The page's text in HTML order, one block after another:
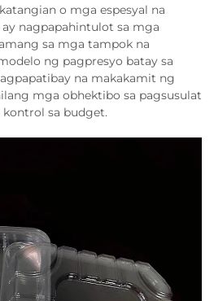
o mga espesyal na
nagpapahintulot sa mga
sa mga tampok na
ng pagpresyo batay sa
na makakamit ng
mga obhektibo sa pagsusulat
sa budget.